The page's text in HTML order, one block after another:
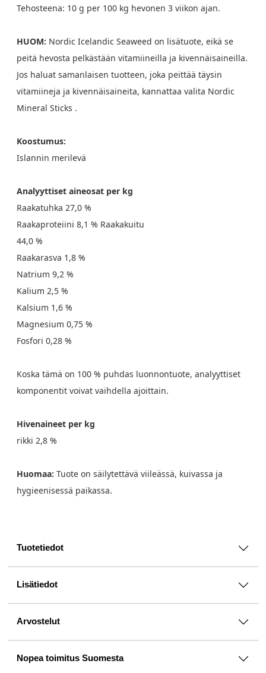
Tehosteena: 10 g per 100 kg hevonen 3 viikon ajan.
HUOM: Nordic Icelandic Seaweed on lisätuote, eikä se
peitä hevosta pelkästään vitamiineilla ja kivennäisaineilla.
Jos haluat samanlaisen tuotteen, joka peittää täysin
vitamiineja ja kivennäisaineita, kannattaa valita Nordic
Mineral Sticks .
Koostumus:
Islannin merilevä
Analyyttiset aineosat per kg
Raakatuhka 27,0 %
Raakaproteiini 8,1 % Raakakuitu
44,0 %
Raakarasva 1,8 %
Natrium 9,2 %
Kalium 2,5 %
Kalsium 1,6 %
Magnesium 0,75 %
Fosfori 0,28 %
Koska tämä on 100 % puhdas luonnontuote, analyyttiset
komponentit voivat vaihdella ajoittain.
Hivenaineet per kg
rikki 2,8 %
Huomaa: Tuote on säilytettävä viileässä, kuivassa ja
hygieenisessä paikassa.
Tuotetiedot
Lisätiedot
Arvostelut
Nopea toimitus Suomesta